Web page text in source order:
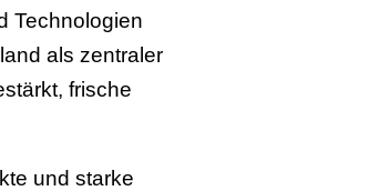
Technologien
als zentraler
frische
und starke